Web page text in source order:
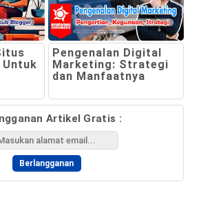
Pengenalan Digital
Marketing: Strategi
dan Manfaatnya
Artikel Gratis :